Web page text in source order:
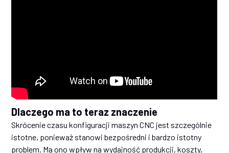
Dlaczego ma to teraz znaczenie
Skrócenie czasu konfiguracji maszyn CNC jest szczególnie
istotne, ponieważ stanowi bezpośredni i bardzo istotny
problem. Ma ono wpływ na wydajność produkcji, koszty,